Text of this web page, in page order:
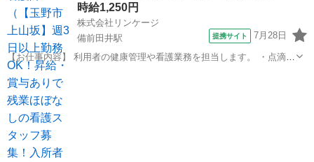
時給1,250円
株式会社リンケージ
備前田井駅
提携サイト 7月28日
【お仕事内容】 利用者の健康管理や看護業務を担当します。 ・点滴や
注射、血圧測定、体重測定、検温などの基本的な看護業務 ・その他保
健衛生に関わる仕事も含みます。 業務内容に変更はなく、雇用期間の
定めもありません。 転勤の予定...
岡山